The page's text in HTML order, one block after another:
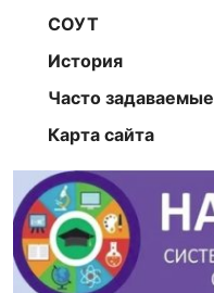
СОУТ
История
Часто
Карта сайта